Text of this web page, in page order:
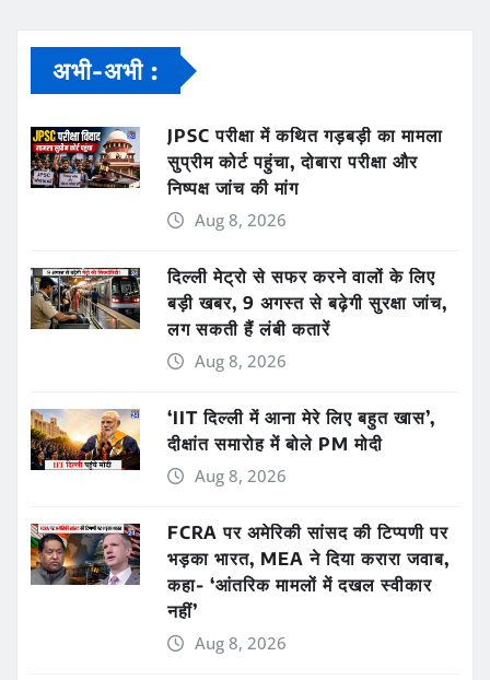
अभी-अभी :
JPSC परीक्षा में कथित गड़बड़ी का मामला
सुप्रीम कोर्ट पहुंचा, दोबारा परीक्षा और
निष्पक्ष जांच की मांग
Aug 8, 2026
दिल्ली मेट्रो से सफर करने वालों के लिए
बड़ी खबर, 9 अगस्त से बढ़ेगी सुरक्षा जांच,
लग सकती हैं लंबी कतारें
Aug 8, 2026
‘IIT दिल्ली में आना मेरे लिए बहुत खास’,
दीक्षांत समारोह में बोले PM मोदी
Aug 8, 2026
FCRA पर अमेरिकी सांसद की टिप्पणी पर
भड़का भारत, MEA ने दिया करारा जवाब,
कहा- ‘आंतरिक मामलों में दखल स्वीकार
नहीं’
Aug 8, 2026